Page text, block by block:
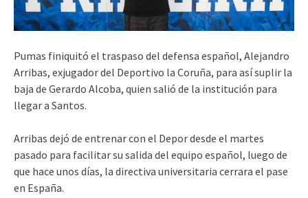
Pumas finiquitó el traspaso del defensa español, Alejandro
Arribas, exjugador del Deportivo la Coruña, para así suplir la
baja de Gerardo Alcoba, quien salió de la institución para
llegar a Santos.
Arribas dejó de entrenar con el Depor desde el martes
pasado para facilitar su salida del equipo español, luego de
que hace unos días, la directiva universitaria cerrara el pase
en España.